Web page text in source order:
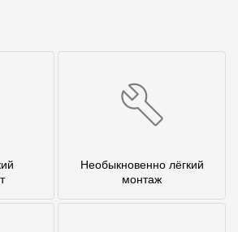
Необыкновенно лёгкий
монтаж